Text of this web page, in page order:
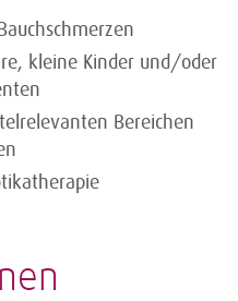
kleine Kinder und/oder
Bereichen